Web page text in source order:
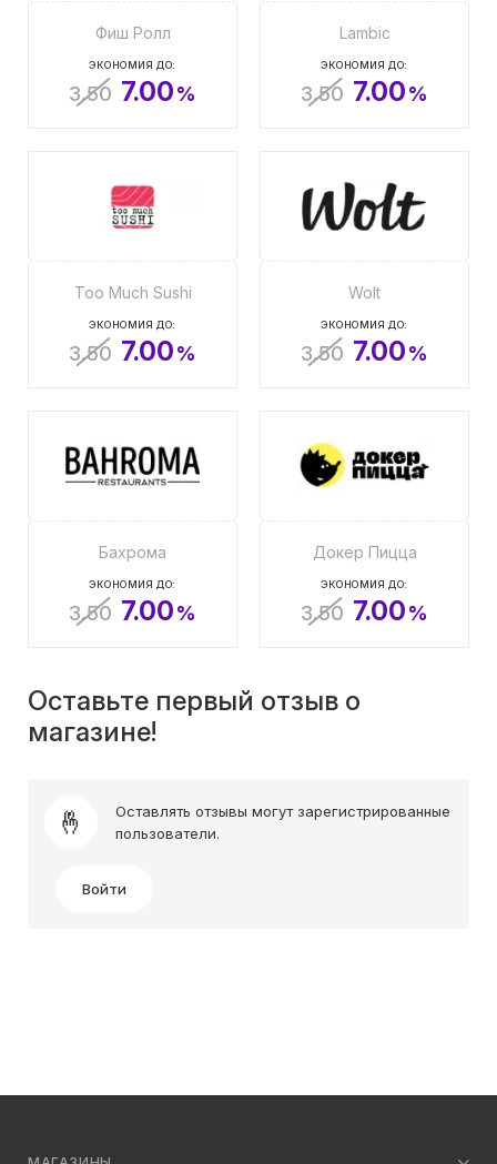
Фиш Ролл
ЭКОНОМИЯ ДО:
3.50 7.00%
Lambic
ЭКОНОМИЯ ДО:
3.50 7.00%
Too Much Sushi
ЭКОНОМИЯ ДО:
3.50 7.00%
Wolt
ЭКОНОМИЯ ДО:
3.50 7.00%
Бахрома
ЭКОНОМИЯ ДО:
3.50 7.00%
Докер Пицца
ЭКОНОМИЯ ДО:
3.50 7.00%
Оставьте первый отзыв о
магазине!
Оставлять отзывы могут зарегистрированные
пользователи.
Войти